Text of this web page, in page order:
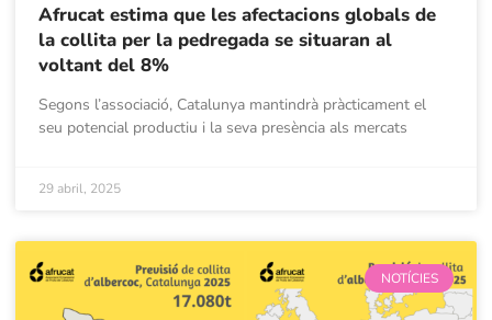
Afrucat estima que les afectacions globals de
la collita per la pedregada se situaran al
voltant del 8%
Segons l’associació, Catalunya mantindrà pràcticament el
seu potencial productiu i la seva presència als mercats
29 abril, 2025
NOTÍCIES